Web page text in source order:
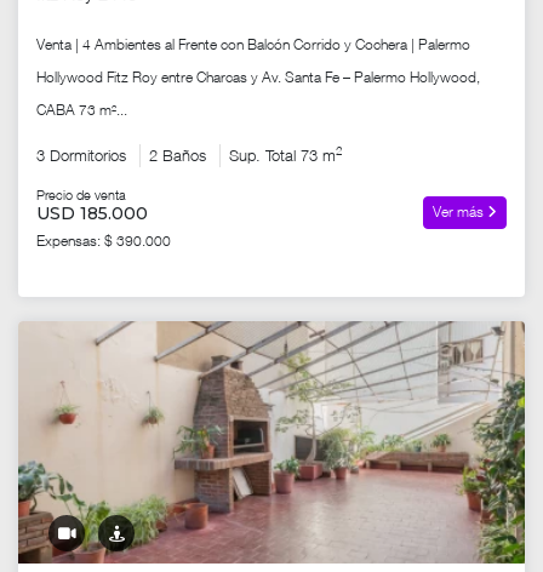
Venta | 4 Ambientes al Frente con Balcón Corrido y Cochera | Palermo
Hollywood Fitz Roy entre Charcas y Av. Santa Fe – Palermo Hollywood,
CABA 73 m²...
3 Dormitorios 2 Baños Sup. Total 73 m2
Precio de venta
USD 185.000
Expensas: $ 390.000
Ver más